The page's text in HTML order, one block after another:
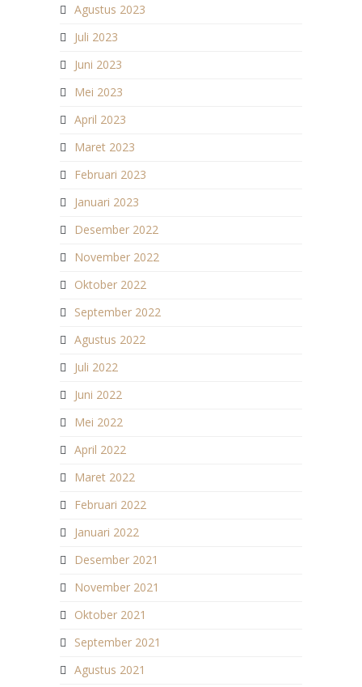
Agustus 2023
Juli 2023
Juni 2023
Mei 2023
April 2023
Maret 2023
Februari 2023
Januari 2023
Desember 2022
November 2022
Oktober 2022
September 2022
Agustus 2022
Juli 2022
Juni 2022
Mei 2022
April 2022
Maret 2022
Februari 2022
Januari 2022
Desember 2021
November 2021
Oktober 2021
September 2021
Agustus 2021